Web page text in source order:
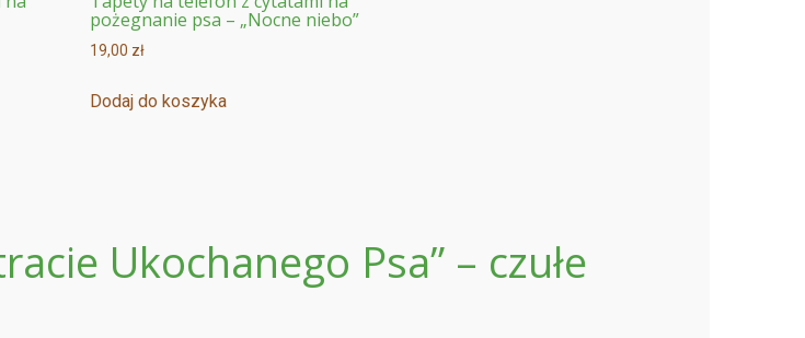
pożegnanie psa – „Nocne niebo”
19,00 zł
Dodaj do koszyka
Ukochanego Psa” – czułe